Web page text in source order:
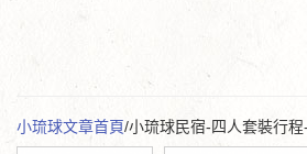
小琉球文章首頁/小琉球民宿-四人套裝行